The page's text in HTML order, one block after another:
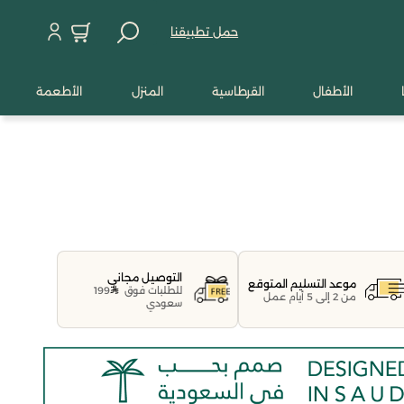
حمل تطبيقنا
الأطفال القرطاسية المنزل الأطعمة
موعد التسليم المتوقع
من 2 إلى 5 أيام عمل
التوصيل مجاني
للطلبات فوق
199
سعودي